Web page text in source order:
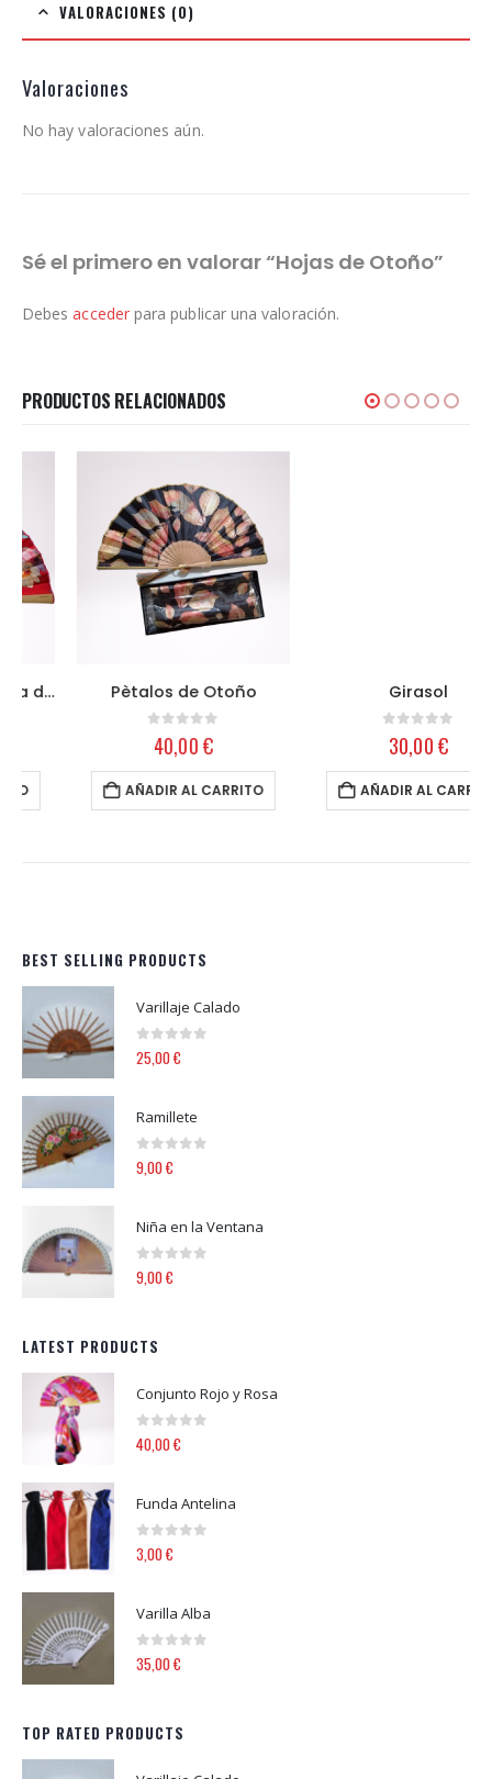
VALORACIONES (0)
Valoraciones
No hay valoraciones aún.
Sé el primero en valorar “Hojas de Otoño”
Debesaccederpara publicar una valoración.
PRODUCTOS RELACIONADOS
Pètalos de Otoño
out of 5
€
AÑADIR AL CARRITO
Girasol
out of 5
€
AÑADIR AL CARRITO
BEST SELLING PRODUCTS
Varillaje Calado
0out of 5
25,00€
Ramillete
0 out of 5
9,00€
Niña en la Ventana
0 out of 5
9,00€
LATEST PRODUCTS
Conjunto Rojo y Rosa
0out of 5
40,00€
Funda Antelina
0 out of 5
3,00€
Varilla Alba
0out of 5
35,00€
TOP RATED PRODUCTS